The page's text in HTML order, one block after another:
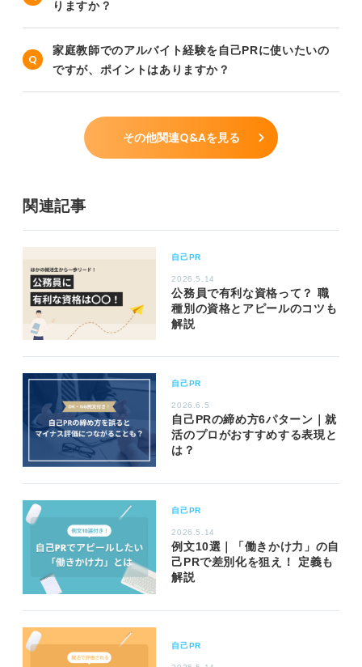
りますか？
家庭教師でのアルバイト経験を自己PRに使いたいの
ですが、ポイントはありますか？
その他関連Q&Aを見る
関連記事
自己PR
2026.5.14
公務員で有利な資格って？ 職
種別の資格とアピールのコツも
解説
自己PR
2026.6.5
自己PRの締め方6パターン｜就
活のプロがおすすめする表現と
は？
自己PR
2026.5.14
例文10選｜「働きかけ力」の自
己PRで差別化を狙え！ 定義も
解説
自己PR